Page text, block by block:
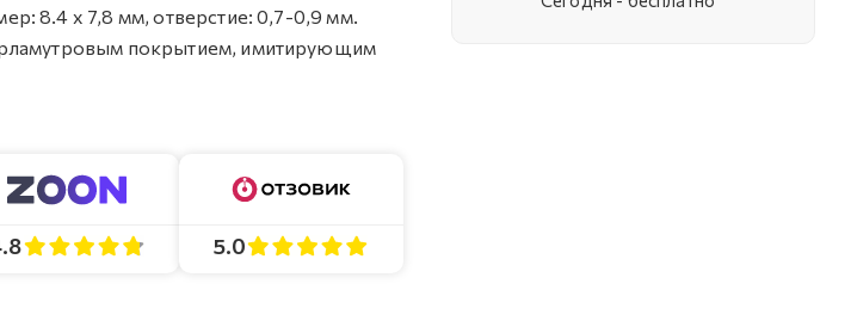
8.4 х 7,8 мм, отверстие: 0,7-0,9 мм.
покрытием, имитирующим
5.0